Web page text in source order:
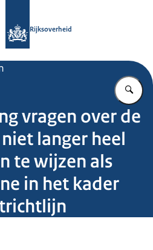
Rijksoverheid
vragen over de
langer heel
te wijzen als
in het kader